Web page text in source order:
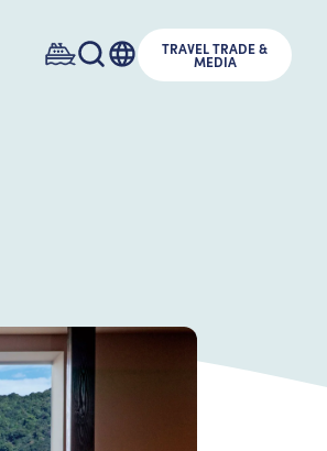
TRAVEL TRADE &
MEDIA